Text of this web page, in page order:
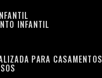
INFANTIL
PARA CASAMENTOS